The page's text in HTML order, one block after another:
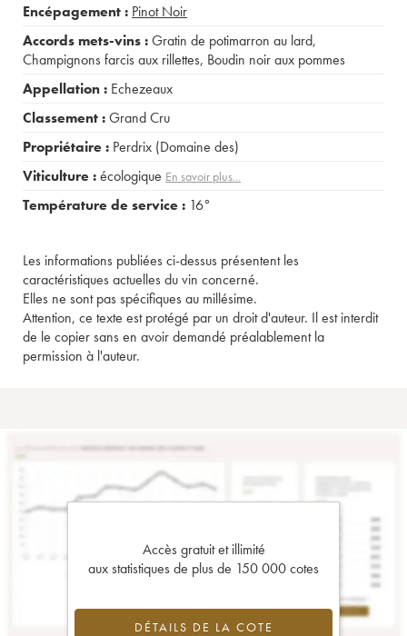
Encépagement : Pinot Noir
Accords mets-vins :Gratin de potimarron au lard,
Champignons farcis aux rillettes, Boudin noir aux pommes
Appellation : Echezeaux
Classement :Grand Cru
Propriétaire : Perdrix (Domaine des)
Viticulture :écologique En savoir plus...
Température de service : 16°
Les informations publiées ci-dessus présentent les
caractéristiques actuelles du vin concerné.
Elles ne sont pas spécifiques au millésime.
Attention, ce texte est protégé par un droit d'auteur. Il est interdit
de le copier sans en avoir demandé préalablement la
permission à l'auteur.
Accès gratuit et illimité
aux statistiques de plus de 150 000 cotes
DÉTAILS DE LA COTE